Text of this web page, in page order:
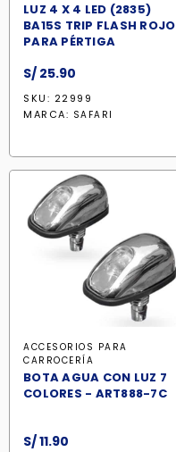
LUZ 4 X 4 LED (2835)
BA15S TRIP FLASH ROJO
PARA PÉRTIGA
S/ 25.90
SKU: 22999
MARCA: SAFARI
ACCESORIOS PARA
CARROCERÍA
BOTA AGUA CON LUZ 7
COLORES - ART888-7C
S/11.90